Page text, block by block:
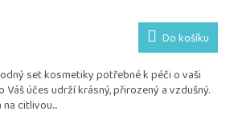
Do košíku
set kosmetiky potřebné k péči o vaši
Váš účes udrží krásný, přirozený a vzdušný.
citlivou...